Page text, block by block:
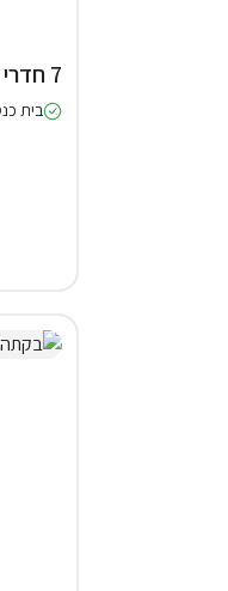
7 חדרי אירוח בירושלים
בית